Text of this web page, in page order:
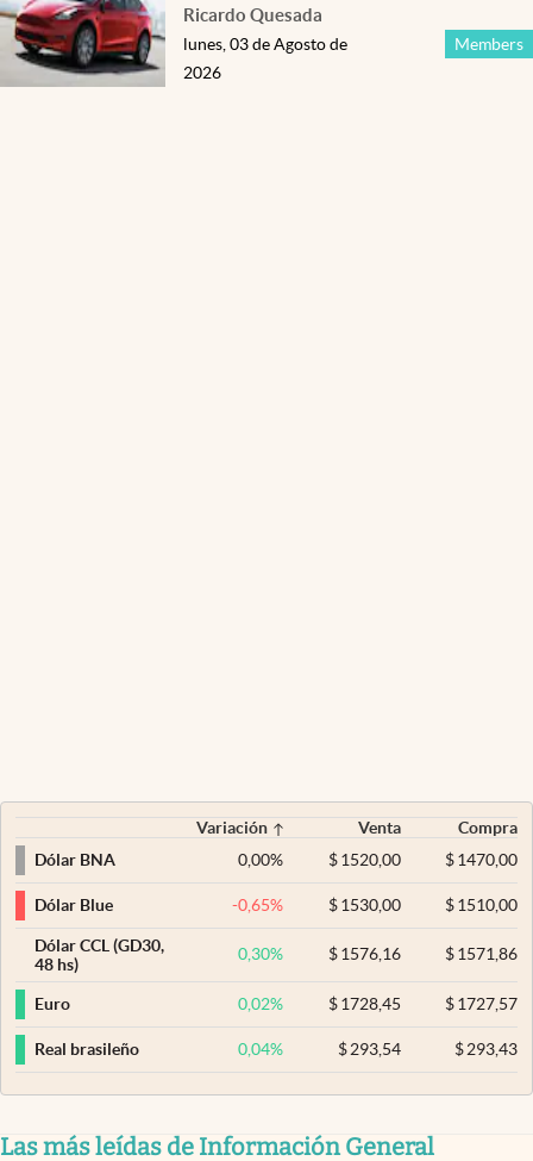
Ricardo Quesada
Members
lunes, 03 de Agosto de
2026
Variación Venta
Compra
Dólar BNA
0,00% $ 1520,00 $1470,00
Dólar Blue -0,65% $ 1530,00 $1510,00
Dólar CCL (GD30,
48 hs)
0,30% $ 1576,16 $1571,86
Euro 0,02% $ 1728,45 $1727,57
Real brasileño 0,04% $ 293,54 $293,43
Las más leídas de Información General